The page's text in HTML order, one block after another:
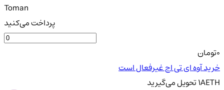
Toman
پرداخت می‌کنید
تومان
خرید آوه ای تی اچ غیرفعال است
1AETHتحویلمی‌گیرید